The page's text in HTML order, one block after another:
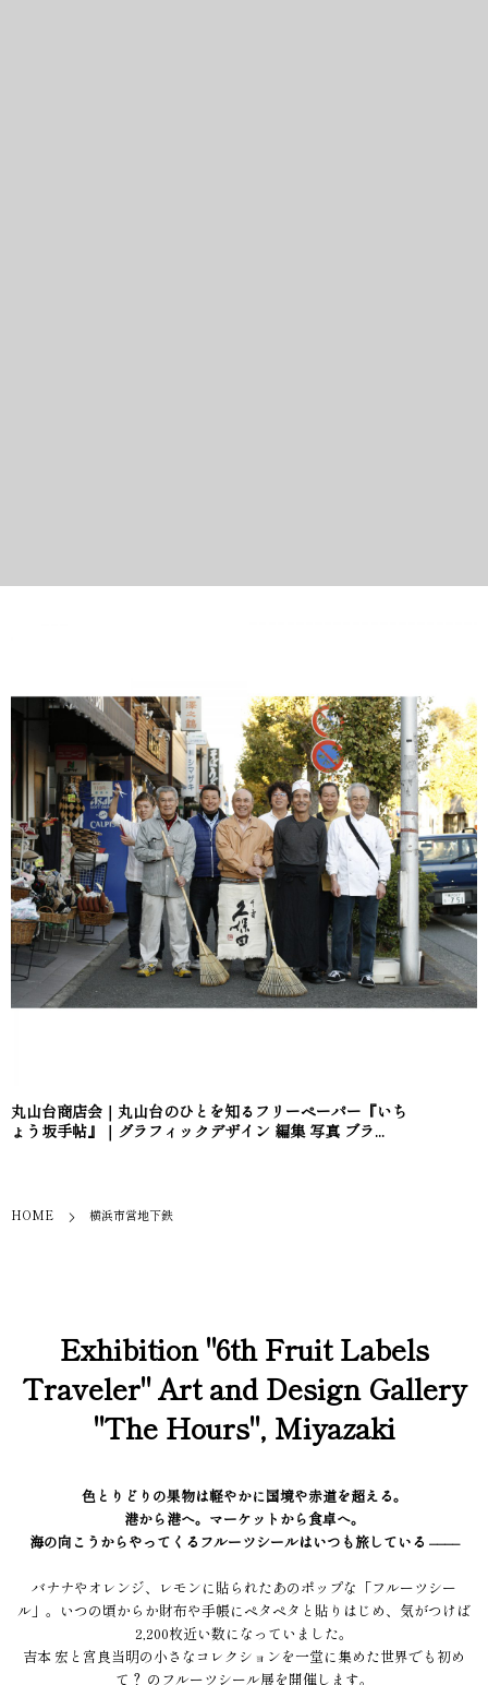
丸山台商店会｜丸山台のひとを知るフリーペーパー『いち
ょう坂手帖』｜グラフィックデザイン 編集 写真 ブラ...
HOME 横浜市営地下鉄
Exhibition "6th Fruit Labels
Traveler" Art and Design Gallery
"The Hours", Miyazaki
色とりどりの果物は軽やかに国境や赤道を超える。
港から港へ。マーケットから食卓へ。
海の向こうからやってくるフルーツシールはいつも旅している ––––
バナナやオレンジ、レモンに貼られたあのポップな「フルーツシー
ル」。いつの頃からか財布や手帳にペタペタと貼りはじめ、気がつけば
2,200枚近い数になっていました。
吉本 宏と宮良当明の小さなコレクションを一堂に集めた世界でも初め
て？ のフルーツシール展を開催します。